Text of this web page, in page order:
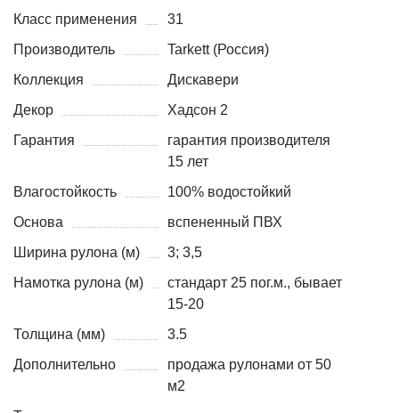
Класс применения
31
Производитель
Tarkett (Россия)
Коллекция
Дискавери
Декор
Хадсон 2
Гарантия
гарантия производителя
15 лет
Влагостойкость
100% водостойкий
Основа
вспененный ПВХ
Ширина рулона (м)
3; 3,5
Намотка рулона (м)
стандарт 25 пог.м., бывает
15-20
Толщина (мм)
3.5
Дополнительно
продажа рулонами от 50
м2